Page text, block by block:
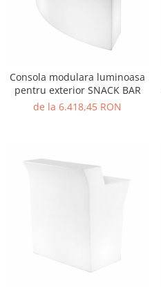
Blaturi din PAL
Blaturi din MDF
Blaturi din metal
Blaturi din HPL Compact
Blaturi din piatra naturala si
Consola modulara luminoasa
pentru exterior SNACK BAR
de la 6.418,45 RON